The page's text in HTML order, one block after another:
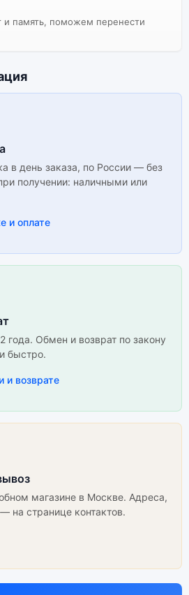
память, поможем перенести
в день заказа, по России — без
получении: наличными или
и оплате
года. Обмен и возврат по закону
быстро.
и возврате
магазине в Москве. Адреса,
на странице контактов.